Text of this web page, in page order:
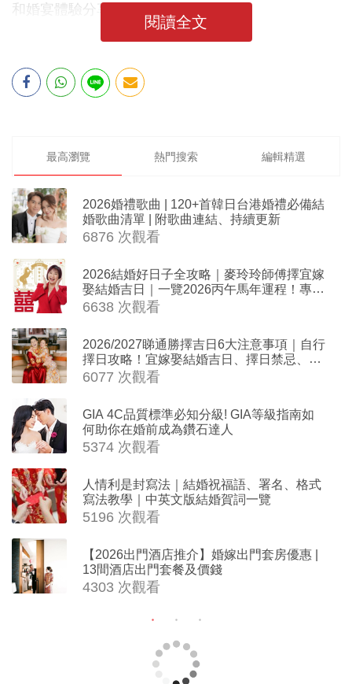
和婚宴體驗分享吧！
閱讀全文
最高瀏覽 熱門搜索 編輯精選
2026婚禮歌曲 | 120+首韓日台港婚禮必備結
婚歌曲清單 | 附歌曲連結、持續更新
6876 次觀看
2026結婚好日子全攻略｜麥玲玲師傅擇宜嫁
娶結婚吉日｜一覽2026丙午馬年運程！專業
擇日結婚+避開沖煞生肖指南
6638 次觀看
2026/2027睇通勝擇吉日6大注意事項｜自行
擇日攻略！宜嫁娶結婚吉日、擇日禁忌、相
沖生肖一覽
6077 次觀看
GIA 4C品質標準必知分級! GIA等級指南如
何助你在婚前成為鑽石達人
5374 次觀看
人情利是封寫法｜結婚祝福語、署名、格式
寫法教學｜中英文版結婚賀詞一覽
5196 次觀看
【2026出門酒店推介】婚嫁出門套房優惠 |
13間酒店出門套餐及價錢
4303 次觀看